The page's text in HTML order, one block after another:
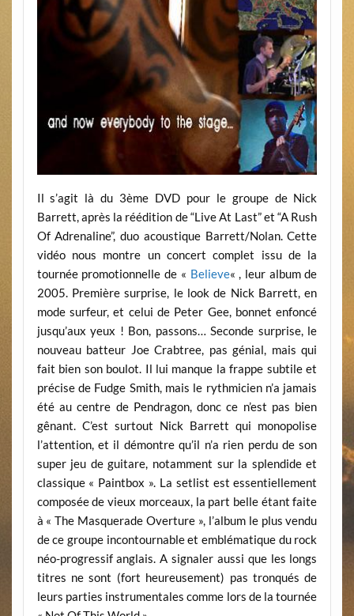
Il s’agit là du 3ème DVD pour le groupe de Nick
Barrett, après la réédition de “Live At Last” et “A Rush
Of Adrenaline”, duo acoustique Barrett/Nolan. Cette
vidéo nous montre un concert complet issu de la
tournée promotionnelle de « Believe« , leur album de
2005. Première surprise, le look de Nick Barrett, en
mode surfeur, et celui de Peter Gee, bonnet enfoncé
jusqu’aux yeux ! Bon, passons… Seconde surprise, le
nouveau batteur Joe Crabtree, pas génial, mais qui
fait bien son boulot. Il lui manque la frappe subtile et
précise de Fudge Smith, mais le rythmicien n’a jamais
été au centre de Pendragon, donc ce n’est pas bien
gênant. C’est surtout Nick Barrett qui monopolise
l’attention, et il démontre qu’il n’a rien perdu de son
super jeu de guitare, notamment sur la splendide et
classique « Paintbox ». La setlist est essentiellement
composée de vieux morceaux, la part belle étant faite
à « The Masquerade Overture », l’album le plus vendu
de ce groupe incontournable et emblématique du rock
néo-progressif anglais. A signaler aussi que les longs
titres ne sont (fort heureusement) pas tronqués de
leurs parties instrumentales comme lors de la tournée